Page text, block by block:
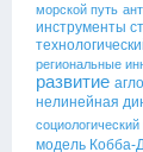
морской путь
инструменты
региональные
развитие
нелинейная
модель Кобба-